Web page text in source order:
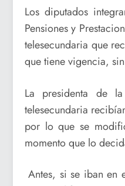
Los diputados
Pensiones y
telesecundaria que
que tiene vigencia,
La presidenta de
telesecundaria
por lo que se
momento que lo
Antes, si se iban en